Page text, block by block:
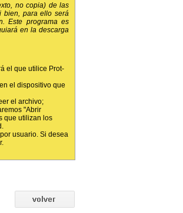
no copia) de las
bien, para ello será
Este programa es
en la descarga
el que utilice Prot-
el dispositivo que
el archivo;
"Abrir
que utilizan los
usuario. Si desea